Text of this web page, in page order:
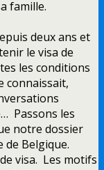
famille.
deux ans et
le visa de
les conditions
connaissait,
Passons les
notre dossier
de Belgique.
visa. Les motifs